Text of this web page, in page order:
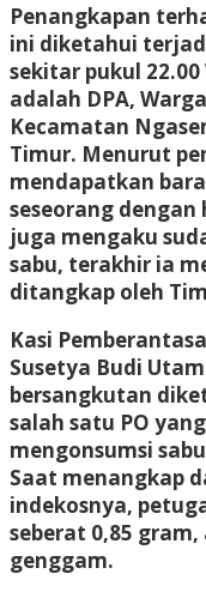
Penangkapan
ini diketahui
sekitar pukul
adalah DPA,
Kecamatan
Timur. Menurut
mendapatkan
seseorang dengan
juga mengaku
sabu, terakhir ia
ditangkap oleh
Kasi
Susetya Budi
bersangkutan
salah satu PO
mengonsumsi
Saat menangkap
indekosnya,
seberat 0,85
genggam.